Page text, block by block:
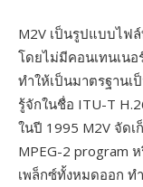
M2V เป็นรูปแบบไฟ
โดยไม่มีคอนเทนเนอ
ทำให้เป็นมาตรฐานเ
รู้จักในชื่อ ITU-T
ในปี 1995 M2V จัด
MPEG-2 program
เพล็กซ์ทั้งหมดออก ท